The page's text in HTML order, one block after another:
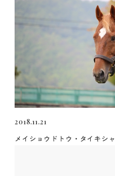
2018.11.21
メイショウドトウ・タイキシ